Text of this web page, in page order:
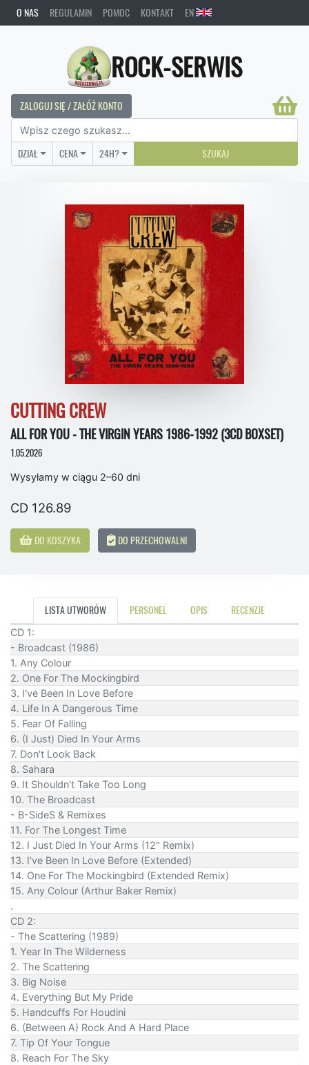
O NAS REGULAMIN POMOC KONTAKT EN
ROCK-SERWIS
ZALOGUJ SIĘ / ZAŁÓŻ KONTO
DZIAŁ CENA 24H? SZUKAJ
CUTTING CREW
ALL FOR YOU - THE VIRGIN YEARS 1986-1992 (3CD BOXSET)
1.05.2026
Wysyłamy w ciągu 2–60 dni
CD 126.89
DO KOSZYKA DO PRZECHOWALNI
LISTA UTWORÓW PERSONEL OPIS RECENZJE
CD 1:
- Broadcast (1986)
1. Any Colour
2. One For The Mockingbird
3. I've Been In Love Before
4. Life In A Dangerous Time
5. Fear Of Falling
6. (I Just) Died In Your Arms
7. Don't Look Back
8. Sahara
9. It Shouldn't Take Too Long
10. The Broadcast
- B-SideS & Remixes
11. For The Longest Time
12. I Just Died In Your Arms (12" Remix)
13. I've Been In Love Before (Extended)
14. One For The Mockingbird (Extended Remix)
15. Any Colour (Arthur Baker Remix)
.
CD 2:
- The Scattering (1989)
1. Year In The Wilderness
2. The Scattering
3. Big Noise
4. Everything But My Pride
5. Handcuffs For Houdini
6. (Between A) Rock And A Hard Place
7. Tip Of Your Tongue
8. Reach For The Sky